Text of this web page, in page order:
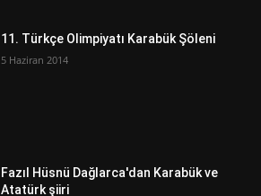
11. Türkçe Olimpiyatı Karabük Şöleni
5 Haziran 2014
Fazıl Hüsnü Dağlarca'dan Karabük ve
Atatürk şiiri